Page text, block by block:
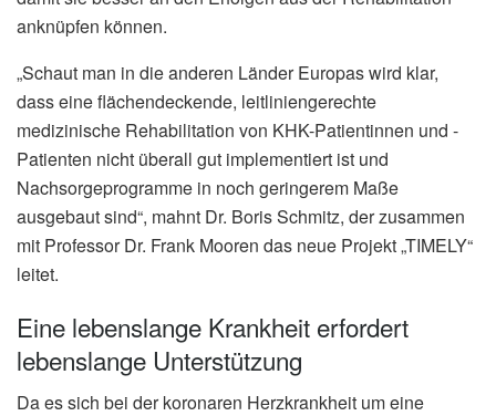
anknüpfen können.
„Schaut man in die anderen Länder Europas wird klar,
dass eine flächendeckende, leitliniengerechte
medizinische Rehabilitation von KHK-Patientinnen und -
Patienten nicht überall gut implementiert ist und
Nachsorgeprogramme in noch geringerem Maße
ausgebaut sind“, mahnt Dr. Boris Schmitz, der zusammen
mit Professor Dr. Frank Mooren das neue Projekt „TIMELY“
leitet.
Eine lebenslange Krankheit erfordert
lebenslange Unterstützung
Da es sich bei der koronaren Herzkrankheit um eine